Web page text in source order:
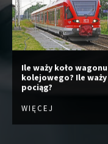
Ile waży koło wagonu
kolejowego? Ile waży
pociąg?
WIĘCEJ